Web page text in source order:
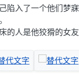
陷入了一个他们梦寐
的人是他狡猾的女